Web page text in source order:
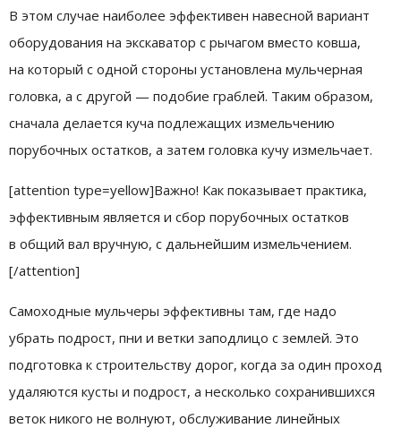
В этом случае наиболее эффективен навесной вариант
оборудования на экскаватор с рычагом вместо ковша,
на который с одной стороны установлена мульчерная
головка, а с другой — подобие граблей. Таким образом,
сначала делается куча подлежащих измельчению
порубочных остатков, а затем головка кучу измельчает.
[attention type=yellow]Важно! Как показывает практика,
эффективным является и сбор порубочных остатков
в общий вал вручную, с дальнейшим измельчением.
[/attention]
Самоходные мульчеры эффективны там, где надо
убрать подрост, пни и ветки заподлицо с землей. Это
подготовка к строительству дорог, когда за один проход
удаляются кусты и подрост, а несколько сохранившихся
веток никого не волнуют, обслуживание линейных